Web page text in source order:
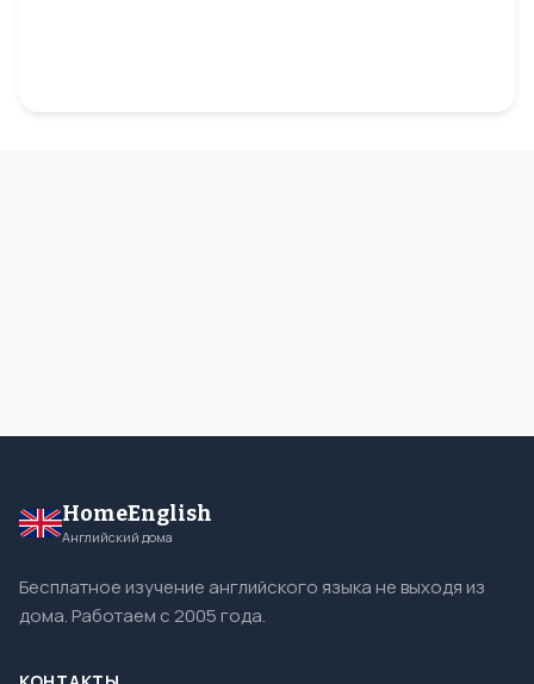
HomeEnglish
Английский дома
Бесплатное изучение английского языка не выходя из
дома. Работаем с 2005 года.